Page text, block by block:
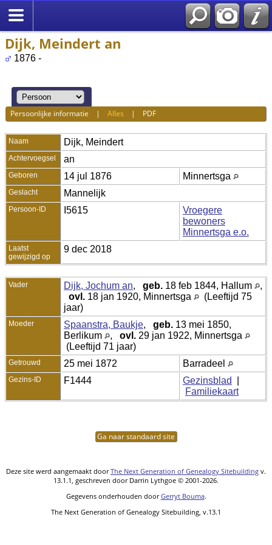
Dijk, Meindert an
1876 -
Persoonlijke informatie |Alles | PDF
Naam Dijk, Meindert
Achtervoegsel an
Geboren 14 jul 1876 Minnertsga
Geslacht Mannelijk
Persoon-ID I5615
Vroegere
bewoners
Minnertsga e.o.
Laatst
gewijzigd op
9 dec 2018
Vader Dijk, Jochum an, geb. 18 feb 1844, Hallum
,
ovl. 18 jan 1920, Minnertsga
(Leeftijd 75
jaar)
Moeder Spaanstra, Baukje, geb. 13 mei 1850,
Berlikum
, ovl. 29 jan 1922, Minnertsga
(Leeftijd 71 jaar)
Getrouwd 25 mei 1872 Barradeel
Gezins-ID F1444 Gezinsblad
Familiekaart
Ga naar standaard site
Deze site werd aangemaakt doorThe Next Generation of Genealogy Sitebuilding v.
13.1.1, geschreven door Darrin Lythgoe © 2001-2026.
Gegevens onderhouden doorGerryt Bouma.
The Next Generation of Genealogy Sitebuilding, v.13.1